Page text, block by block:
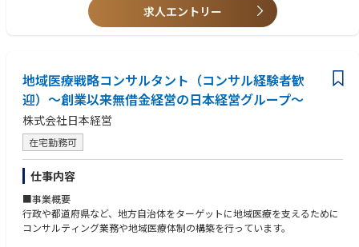
・医療計画・再編計画などのストーリー設計と文書化
・住民説明や議会説明に向けた検討資料の作成支援
・社内外の専門家との連携・チームマネジメント（経験に応じて）
・行政文書（説明資料・答弁書・公表資料等）の作成経験がある方
・医療経営士の資格取得
求人エントリー
地域医療戦略コンサルタント（コンサル経験者歓
迎）～創業以来無借金経営の日本経営グループ～
株式会社日本経営
在宅勤務可
仕事内容
■事業概要
行政や都道府県など、地方自治体をターゲットに地域医療を支えるために
コンサルティング業務や地域医療体制の構築を行っています。